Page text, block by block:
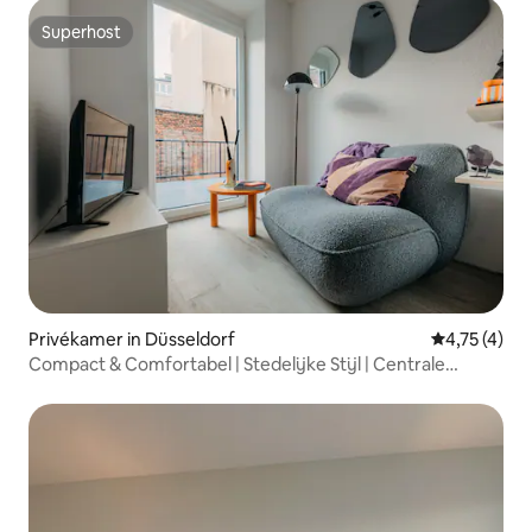
Superhost
Superhost
Privékamer in Düsseldorf
4,75 (4)
Compact & Comfortabel | Stedelijke Stijl | Centrale